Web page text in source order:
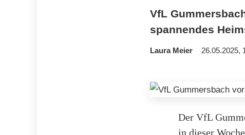
VfL
spannendes
Laura Meier 26.05.2025,
Der VfL
in dieser